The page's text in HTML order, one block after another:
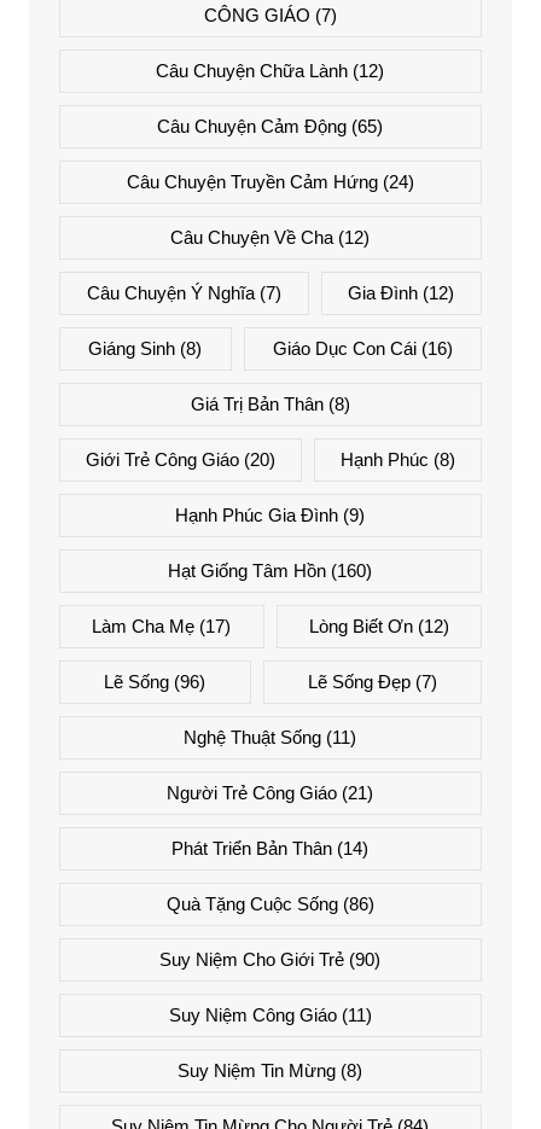
CÔNG GIÁO (7)
Câu Chuyện Chữa Lành (12)
Câu Chuyện Cảm Động (65)
Câu Chuyện Truyền Cảm Hứng(24)
Câu Chuyện Về Cha (12)
Câu Chuyện Ý Nghĩa(7) Gia Đình (12)
Giáng Sinh (8) Giáo Dục Con Cái(16)
Giá Trị Bản Thân(8)
Giới Trẻ Công Giáo(20) Hạnh Phúc (8)
Hạnh Phúc Gia Đình (9)
Hạt Giống Tâm Hồn (160)
Làm Cha Mẹ (17) Lòng Biết Ơn(12)
Lẽ Sống (96) Lẽ Sống Đẹp(7)
Nghệ Thuật Sống (11)
Người Trẻ Công Giáo (21)
Phát Triển Bản Thân (14)
Quà Tặng Cuộc Sống(86)
Suy Niệm Cho Giới Trẻ (90)
Suy Niệm Công Giáo(11)
Suy Niệm Tin Mừng (8)